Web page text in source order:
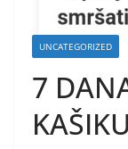
UNCATEGORIZED
7